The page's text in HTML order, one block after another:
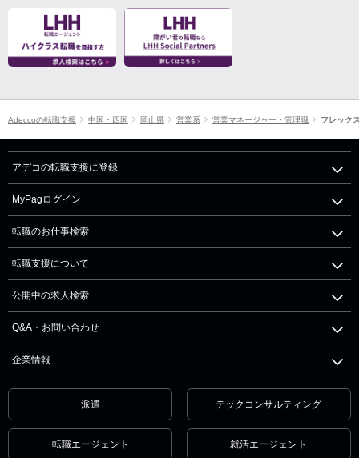
Adeccoの転職支援 中国・四国 岡山県 営業系 営業マネージャー・管理職 フレック
アデコの転職支援に登録
MyPagログイン
転職のお仕事検索
転職支援について
公開中の求人検索
Q&A・お問い合わせ
企業情報
派遣 テックコンサルティング
転職エージェント 就活エージェント